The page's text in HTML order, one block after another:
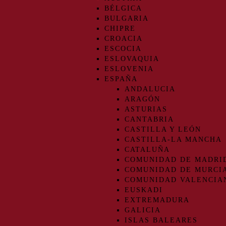
BÉLGICA
BULGARIA
CHIPRE
CROACIA
ESCOCIA
ESLOVAQUIA
ESLOVENIA
ESPAÑA
ANDALUCIA
ARAGÓN
ASTURIAS
CANTABRIA
CASTILLA Y LEÓN
CASTILLA-LA MANCHA
CATALUÑA
COMUNIDAD DE
COMUNIDAD DE
COMUNIDAD
EUSKADI
EXTREMADURA
GALICIA
ISLAS BALEARES